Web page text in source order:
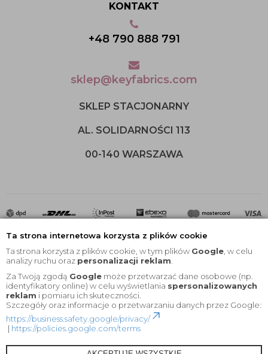
Ta strona internetowa korzysta z plików cookie
Ta strona korzysta z plików cookie, w tym plików Google , w celu
analizy ruchu oraz personalizacji reklam
Za Twoją zgodą Google może przetwarzać dane osobowe (np.
identyfikatory online) w celu wyświetlania spersonalizowanych
reklam i pomiaru ich skuteczności.
Szczegóły oraz informacje o przetwarzaniu danych przez Google:
https://business.safety.google/privacy/
| https://policies.google.com/terms
KONTAKT
+48 790 888 791
sklep@keyfabrics.com
SKLEP STACJONARNY
AL. SOLIDARNOŚCI 113
00-140 WARSZAWA
2020 © Wszelkie Prawa Zastrzeżone |KEYfabrics
Projekt i oprogramowanie sklepu: